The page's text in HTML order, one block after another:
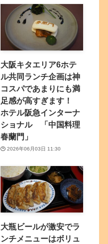
大阪キタエリア6ホテ
ル共同ランチ企画は神
コスパであまりにも満
足感が高すぎます！
ホテル阪急インターナ
ショナル 「中国料理
春蘭門」
2026年06月03日 11:30
大瓶ビールが激安でラ
ンチメニューはボリュ